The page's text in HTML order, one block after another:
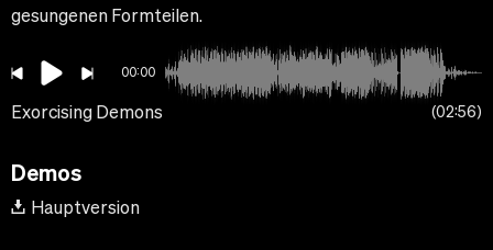
gesungenen Formteilen.
00:00
Exorcising Demons 02:56
Demos
Hauptversion